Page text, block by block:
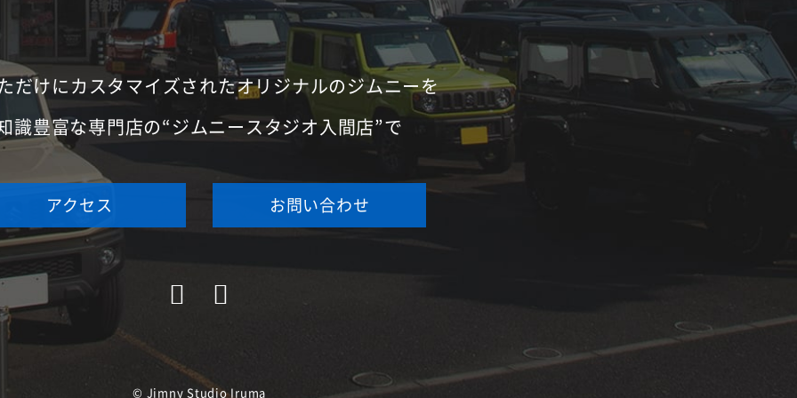
だけにカスタマイズされたオリジナルのジムニーを
識豊富な専門店の“ジムニースタジオ入間店”で
アクセス お問い合わせ
© Jimny Studio Iruma